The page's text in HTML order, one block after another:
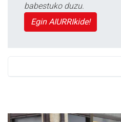
babestuko duzu.
Egin AIURRIkide!